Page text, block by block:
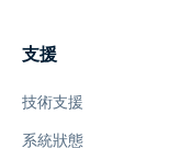
支援
技術支援
系統狀態